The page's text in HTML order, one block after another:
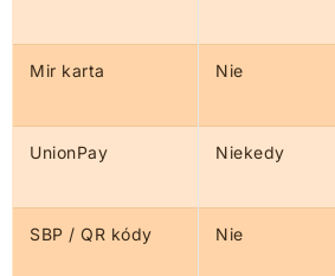
Mir karta Nie
UnionPay Niekedy
SBP / QR kódy Nie